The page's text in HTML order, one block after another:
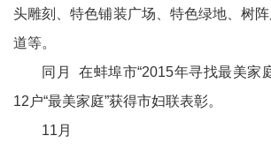
头雕刻、特色铺装广场、特色绿地、树
道等。
同月 在蚌埠市“2015年寻找最美家
12户“最美家庭”获得市妇联表彰。
11月